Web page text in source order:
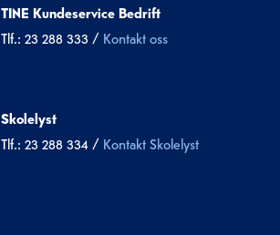
TINE Kundeservice Bedrift
Tlf.: 23 288 333 / Kontakt oss
Skolelyst
Tlf.: 23 288 334 / Kontakt Skolelyst